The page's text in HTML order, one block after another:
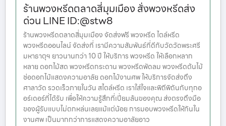
ร้านพวงหรีดตลาดสี่มุมเมือง สั่งพวงหรีดส่ง
ด่วน LINE ID:@stw8
ร้านพวงหรีดตลาดสี่มุมเมือง จัดส่งฟรี พวงหรีด ไตล์หรีด
พวงหรีดออนไลน์ จัดส่งที่ เรามีความสัมพันธ์ที่ดีกับวัดวัดพระศรี
มหาธาตุฯ ยาวนานกว่า 10 ปี ให้บริการ พวงหรีด ให้เลือกหลาก
หลาย ดอกไม้สด พวงหรีดกระดาน พวงหรีดพัดลม พวงหรีดต้นไม้
ช่อดอกไม้แสดงความอาลัย ดอกไม้งานศพ ให้บริการจัดส่งถึง
ศาลาวัด รวดเร็วภายในวัน สไตล์หรีด เราใส่ใจและพิถีพิถันกับทุกอ
อร์เดอร์ที่ได้รับ เพื่อให้ความรู้สึกที่เปี่ยมล้นของคุณ ส่งตรงถึงมือ
ของผู้รับแบบไม่ตกหล่นเลยแม้แต่น้อย การมอบพวงหรีดให้กันใน
งานศพ เป็นมากกว่าการแสดงความอาลัยอาว